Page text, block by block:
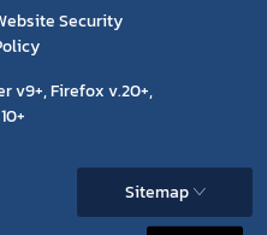
Security
v9+, Firefox v.20+,
Sitemap